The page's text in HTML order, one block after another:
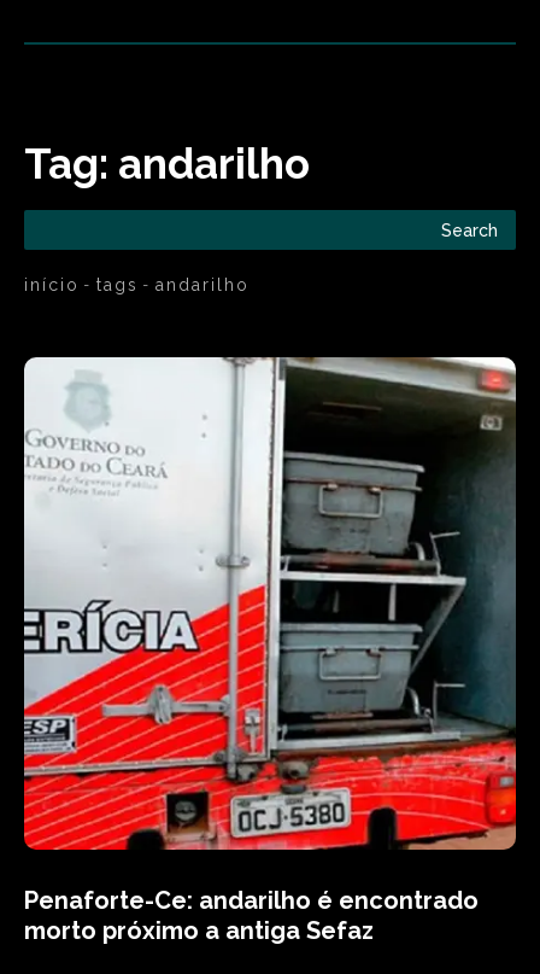
Tag: andarilho
Search
início tags andarilho
Penaforte-Ce: andarilho é encontrado
morto próximo a antiga Sefaz